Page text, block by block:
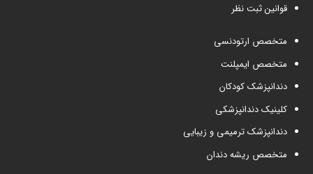
قوانین ثبت نظر
متخصص ارتودنسی
متخصص ایمپلنت
دندانپزشک کودکان
کلینیک دندانپزشکی
دندانپزشک ترمیمی و زیبایی
متخصص ریشه دندان